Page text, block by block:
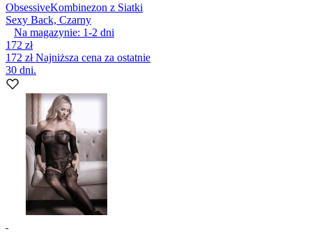
ObsessiveKombinezon z Siatki
Sexy Back, Czarny
Na magazynie: 1-2 dni
172 zł
172 złNajniższa cena za ostatnie
30 dni.